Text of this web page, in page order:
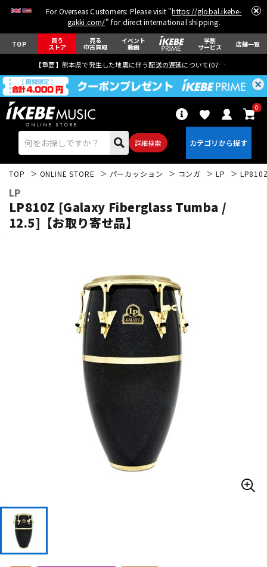
For Overseas Customers: Please visit "https://global.ikebe-
gakki.com/" for direct international shipping.
TOP 買う
ストア
売る
中古買取
イベント
動画
学割
サービス 店舗一覧
【重要】熊本県で発生した地震に伴う配送の遅延について(07月29日
詳細検索
0
ウクレレ
パーカッション
キーボード 電子ピアノ
TOP ONLINE STORE パーカッション コンガ LP
LP
LP810Z [Galaxy Fiberglass Tumba /
12.5]【お取り寄せ品】